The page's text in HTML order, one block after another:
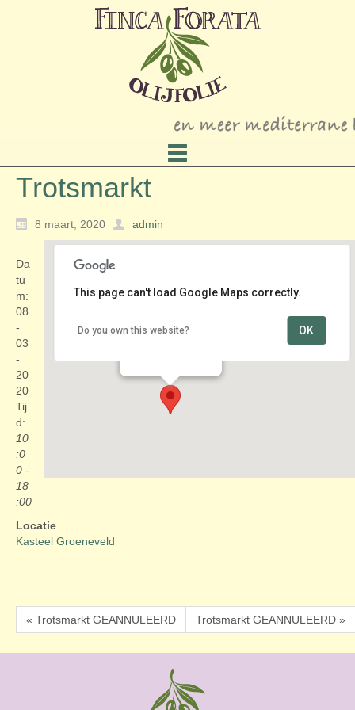
Trotsmarkt
8 maart, 2020 admin
Kasteel Groeneveld
This page can't load Google Maps correctly.
Do you own this website? OK
Da
tu
m:
08
-
03
-
20
20
Tij
d:
10
:0
0 -
18
:00
Locatie
Kasteel Groeneveld
« Trotsmarkt GEANNULEERD Trotsmarkt GEANNULEERD »